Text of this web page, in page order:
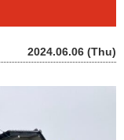
2024.06.06 (Thu)